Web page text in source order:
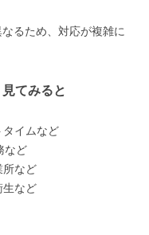
るため、対応が複雑に
てみると
タイムなど
など
所など
生など